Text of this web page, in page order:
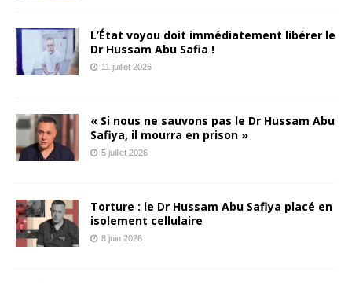
L’État voyou doit immédiatement libérer le
Dr Hussam Abu Safia !
11 juillet 2026
« Si nous ne sauvons pas le Dr Hussam Abu
Safiya, il mourra en prison »
5 juillet 2026
Torture : le Dr Hussam Abu Safiya placé en
isolement cellulaire
8 juin 2026